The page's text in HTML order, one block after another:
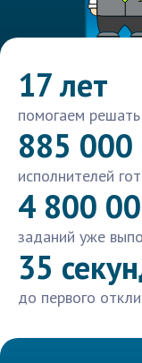
17 лет
помогаем
885 000
исполнителей
4 800
заданий уже
35
до первого